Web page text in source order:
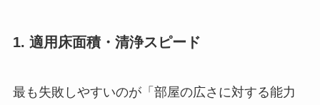
1. 適用床面積・清浄スピード
最も失敗しやすいのが「部屋の広さに対する能力